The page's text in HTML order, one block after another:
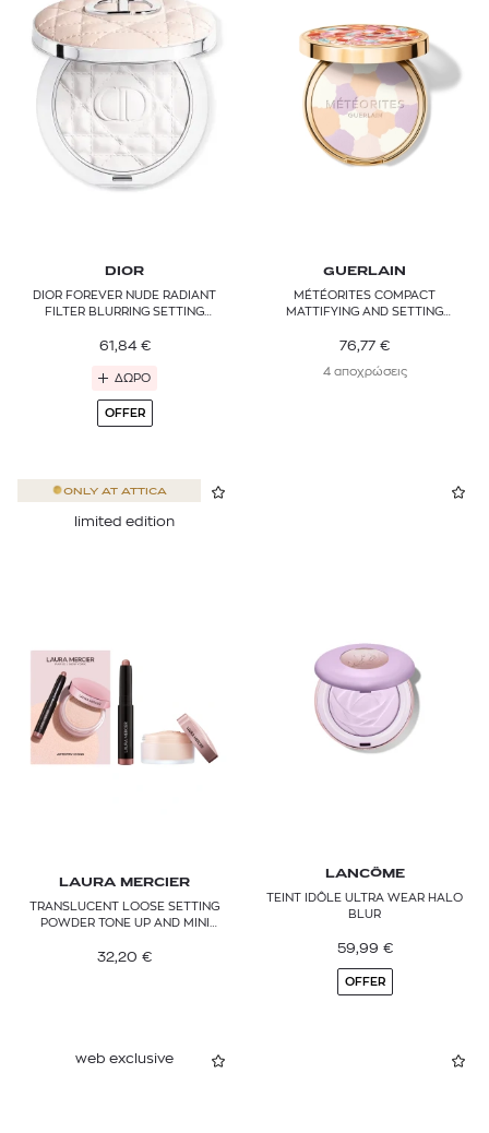
DIOR
DIOR FOREVER NUDE RADIANT
FILTER BLURRING SETTING
61,84 €
ΔΩΡΟ
OFFER
GUERLAIN
MÉTÉORITES COMPACT
MATTIFYING AND SETTING
76,77 €
4 αποχρώσεις
ONLY AT ATTICA
limited edition
LAURA MERCIER
TRANSLUCENT LOOSE SETTING
POWDER TONE UP AND MINI
32,20 €
LANCÔME
TEINT IDÔLE ULTRA WEAR HALO
BLUR
59,99 €
OFFER
web exclusive